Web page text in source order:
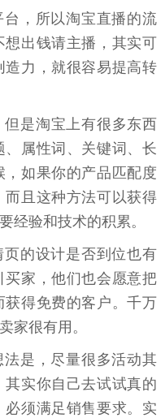
，所以淘宝直播的流
出钱请主播，其实可
造力，就很容易提高转
是淘宝上有很多东西
属性词、关键词、长
如果你的产品匹配度
且这种方法可以获得
经验和技术的积累。
的设计是否到位也有
家，他们也会愿意把
得免费的客户。千万
家很有用。
是，尽量很多活动其
实你自己去试试真的
须满足销售要求。实